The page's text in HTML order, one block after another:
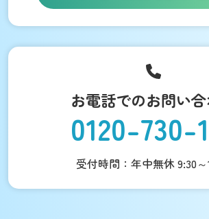
お電話でのお問い
0120-730-
受付時間：年中無休 9:30～